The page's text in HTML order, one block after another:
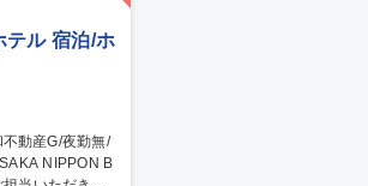
テル 宿泊/ホ